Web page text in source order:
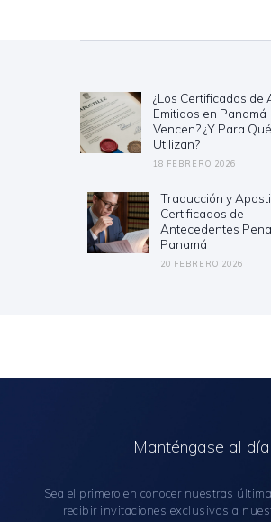
entradasPrevious
post:
¿Los Certificados de
Emitidos en Panamá
Vencen? ¿Y Para
Utilizan?
18 FEBRERO 2026
Next
post:
Traducción y
Certificados de
Antecedentes
Panamá
20 FEBRERO 2026
Manténgase al día
Sea el primero en conocer nuestras
recibir invitaciones exclusivas a